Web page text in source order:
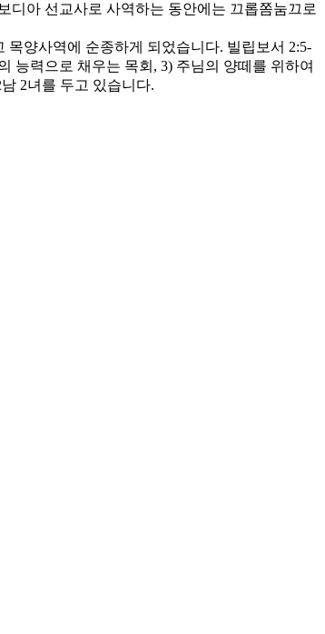
디아 선교사로 사역하는 동안에는 끄롭쫌눔끄로
양사역에 순종하게 되었습니다. 빌립보서 2:5-
능력으로 채우는 목회, 3) 주님의 양떼를 위하여
2녀를 두고 있습니다.